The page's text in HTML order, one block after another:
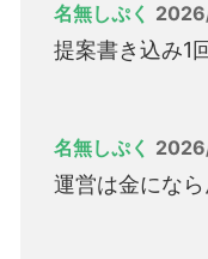
名無しぷく
提案書き込み1
名無しぷく
運営は金にな